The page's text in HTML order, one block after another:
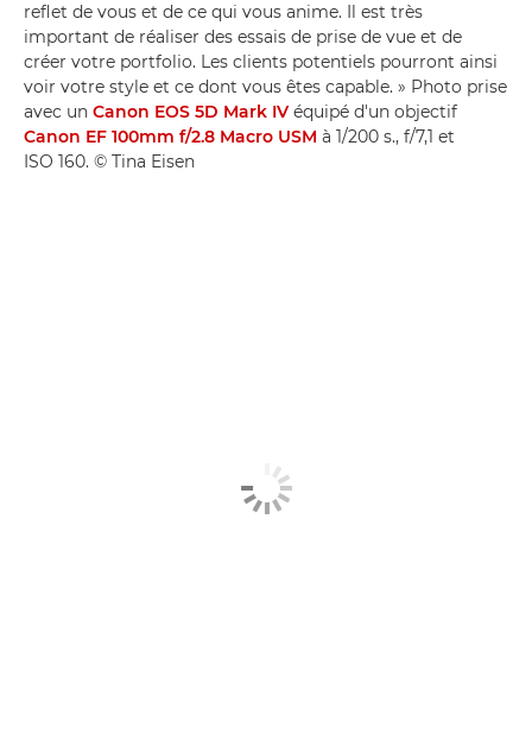
reflet de vous et de ce qui vous anime. Il est très
important de réaliser des essais de prise de vue et de
créer votre portfolio. Les clients potentiels pourront ainsi
voir votre style et ce dont vous êtes capable. » Photo prise
avec un Canon EOS 5D Mark IV équipé d'un objectif
Canon EF 100mm f/2.8 Macro USM à 1/200 s., f/7,1 et
ISO 160. © Tina Eisen